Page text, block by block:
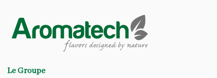
Le Groupe